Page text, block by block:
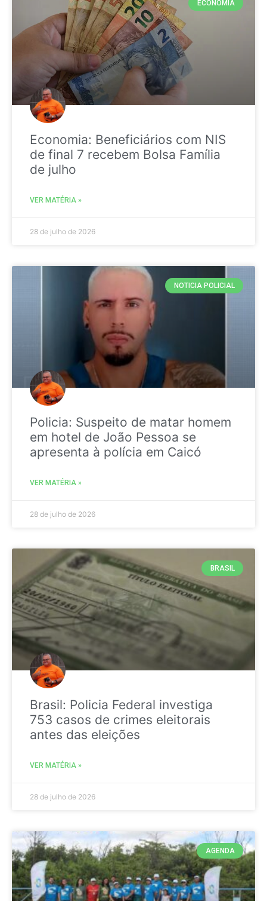
ECONOMIA
Economia: Beneficiários com NIS
de final 7 recebem Bolsa Família
de julho
VER MATÉRIA »
28 de julho de 2026
NOTICIA POLICIAL
Policia: Suspeito de matar homem
em hotel de João Pessoa se
apresenta à polícia em Caicó
VER MATÉRIA »
28 de julho de 2026
BRASIL
Brasil: Policia Federal investiga
753 casos de crimes eleitorais
antes das eleições
VER MATÉRIA »
28 de julho de 2026
AGENDA